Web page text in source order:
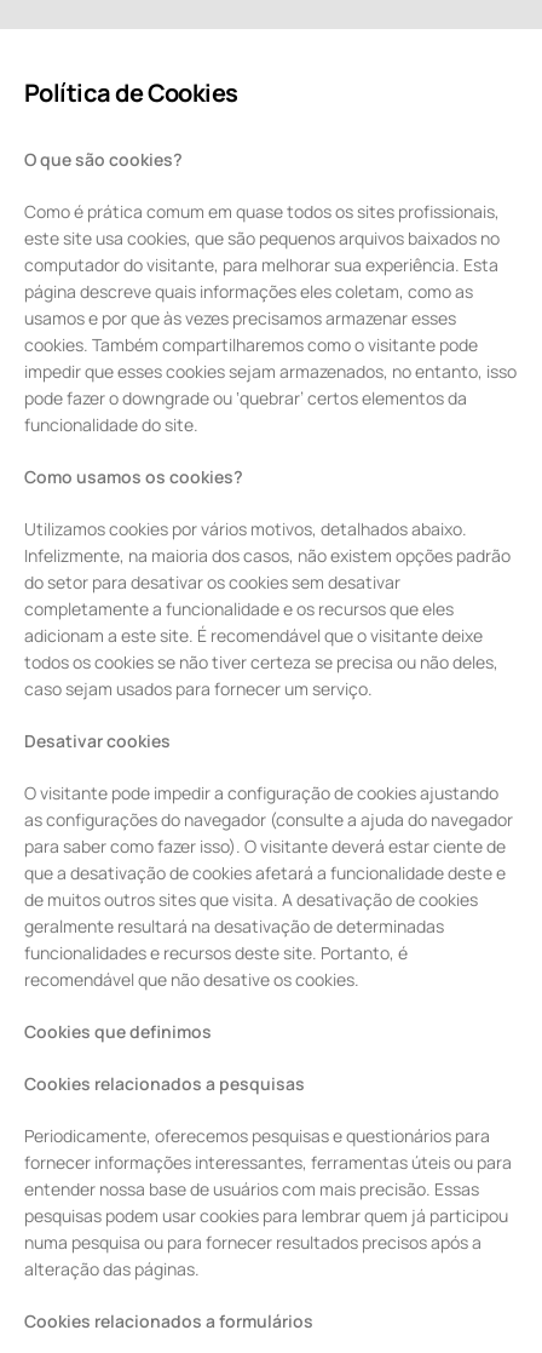
Política de Cookies
O que são cookies?
Como é prática comum em quase todos os sites profissionais,
este site usa cookies, que são pequenos arquivos baixados no
computador do visitante, para melhorar sua experiência. Esta
página descreve quais informações eles coletam, como as
usamos e por que às vezes precisamos armazenar esses
cookies. Também compartilharemos como o visitante pode
impedir que esses cookies sejam armazenados, no entanto, isso
pode fazer o downgrade ou ‘quebrar’ certos elementos da
funcionalidade do site.
Como usamos os cookies?
Utilizamos cookies por vários motivos, detalhados abaixo.
Infelizmente, na maioria dos casos, não existem opções padrão
do setor para desativar os cookies sem desativar
completamente a funcionalidade e os recursos que eles
adicionam a este site. É recomendável que o visitante deixe
todos os cookies se não tiver certeza se precisa ou não deles,
caso sejam usados para fornecer um serviço.
Desativar cookies
O visitante pode impedir a configuração de cookies ajustando
as configurações do navegador (consulte a ajuda do navegador
para saber como fazer isso). O visitante deverá estar ciente de
que a desativação de cookies afetará a funcionalidade deste e
de muitos outros sites que visita. A desativação de cookies
geralmente resultará na desativação de determinadas
funcionalidades e recursos deste site. Portanto, é
recomendável que não desative os cookies.
Cookies que definimos
Cookies relacionados a pesquisas
Periodicamente, oferecemos pesquisas e questionários para
fornecer informações interessantes, ferramentas úteis ou para
entender nossa base de usuários com mais precisão. Essas
pesquisas podem usar cookies para lembrar quem já participou
numa pesquisa ou para fornecer resultados precisos após a
alteração das páginas.
Cookies relacionados a formulários